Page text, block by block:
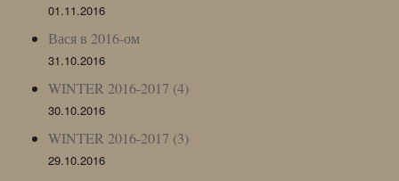
01.11.2016
Вася в 2016-ом
31.10.2016
WINTER 2016-2017 (4)
30.10.2016
WINTER 2016-2017 (3)
29.10.2016